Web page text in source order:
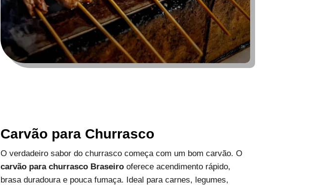
Carvão para Churrasco
O verdadeiro sabor do churrasco começa com um bom carvão. O
carvão para churrasco Braseirooferece acendimento rápido,
brasa duradoura e pouca fumaça. Ideal para carnes, legumes,